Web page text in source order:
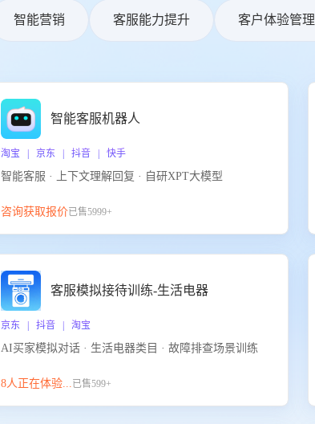
智能营销 客服能力提升 客户体验管理
智能客服机器人
淘宝 | 京东 | 抖音 | 快手
智能客服 · 上下文理解回复 · 自研XPT大模型
咨询获取报价已售5999+
客服模拟接待训练-生活电器
京东 | 抖音 | 淘宝
AI买家模拟对话 · 生活电器类目 · 故障排查场景训练
8人正在体验...已售599+